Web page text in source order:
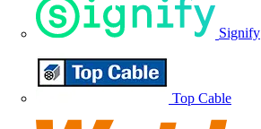
Signify
Top Cable